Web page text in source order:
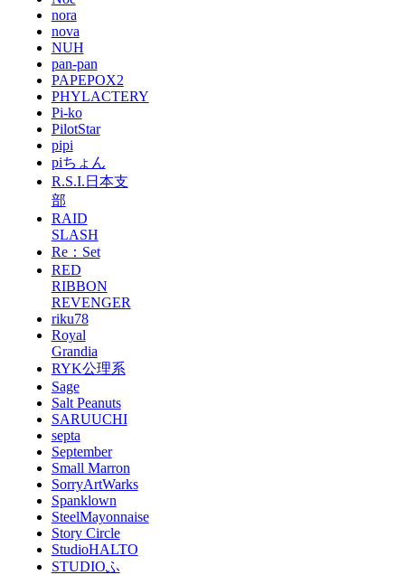
nora
nova
NUH
pan-pan
PAPEPOX2
PHYLACTERY
Pi-ko
PilotStar
pipi
piちょん
R.S.I.日本支
部
RAID
SLASH
Re：Set
RED
RIBBON
REVENGER
riku78
Royal
Grandia
RYK公理系
Sage
Salt Peanuts
SARUUCHI
septa
September
Small Marron
SorryArtWarks
Spanklown
SteelMayonnaise
Story Circle
StudioHALTO
STUDIOふ